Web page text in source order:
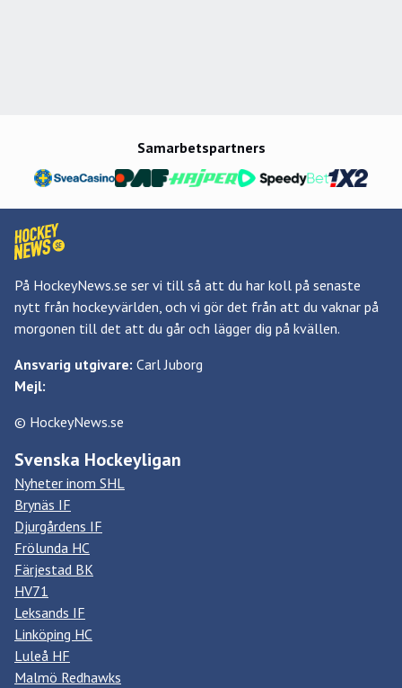
Samarbetspartners
På HockeyNews.se ser vi till så att du har koll på senaste
nytt från hockeyvärlden, och vi gör det från att du vaknar på
morgonen till det att du går och lägger dig på kvällen.
Ansvarig utgivare: Carl Juborg
Mejl:
© HockeyNews.se
Svenska Hockeyligan
Nyheter inom SHL
Brynäs IF
Djurgårdens IF
Frölunda HC
Färjestad BK
HV71
Leksands IF
Linköping HC
Luleå HF
Malmö Redhawks